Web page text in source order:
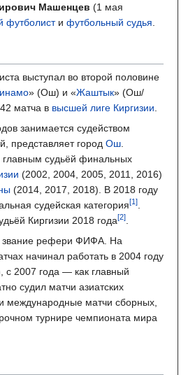
Машенцев (1 мая
футболисти футбольный судья
выступал во второй половине
» (Ош) и «Жаштык» (Ош/
матча в высшей лиге Киргизии
занимается судейством
представляет город Ош
судьёй финальных
(2002, 2004, 2005, 2011, 2016)
(2014, 2017, 2018). В 2018 году
судейская категория
Киргизии 2018 года
звание рефери ФИФА. На
начинал работать в 2004 году
с 2007 года — как главный
судил матчи азиатских
международные матчи сборных,
турнире чемпионата мира